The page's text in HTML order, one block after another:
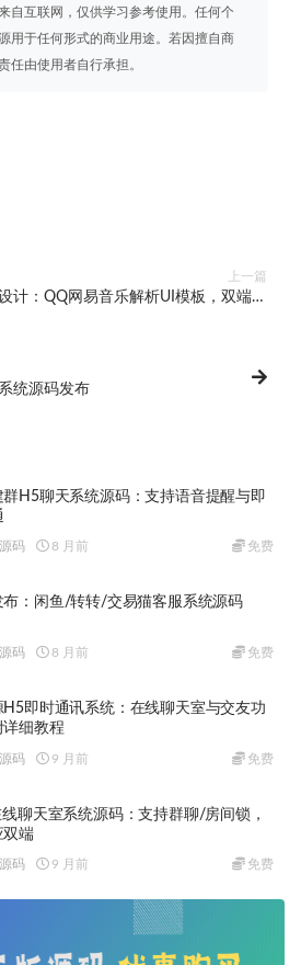
自互联网，仅供学习参考使用。任何个
用于任何形式的商业用途。若因擅自商
任由使用者自行承担。
上一篇
计：QQ网易音乐解析UI模板，双端兼
统源码发布
群H5聊天系统源码：支持语音提醒与即
码 8 月前 免费
布：闲鱼/转转/交易猫客服系统源码
码 8 月前 免费
H5即时通讯系统：在线聊天室与交友功
详细教程
码 9 月前 免费
线聊天室系统源码：支持群聊/房间锁，
双端
码 9 月前 免费